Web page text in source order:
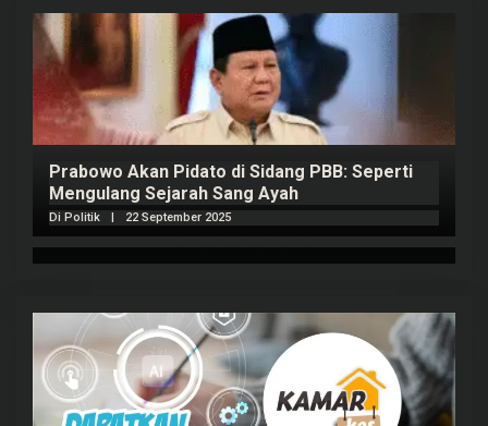
Prabowo Akan Pidato di Sidang PBB: Seperti
Mengulang Sejarah Sang Ayah
Di Politik 22 September 2025